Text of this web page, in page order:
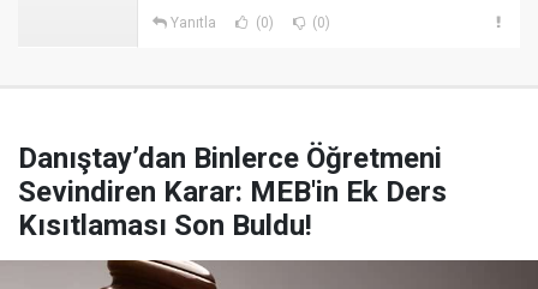
Yanıtla (0) (0)
Danıştay’dan Binlerce Öğretmeni
Sevindiren Karar: MEB'in Ek Ders
Kısıtlaması Son Buldu!